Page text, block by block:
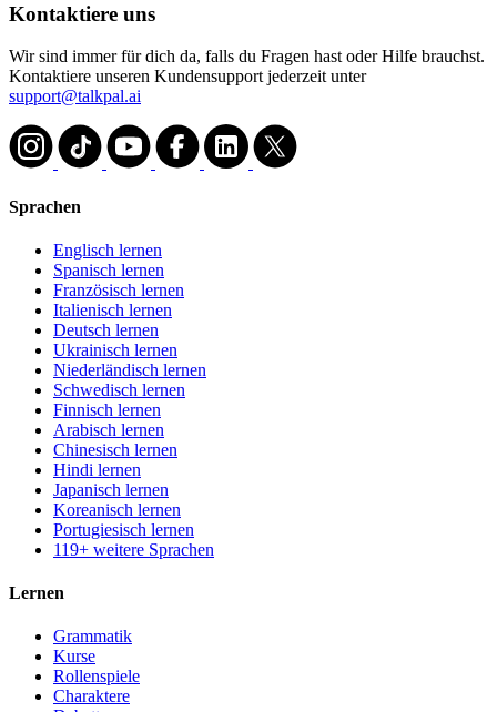
Kontaktiere uns
Wir sind immer für dich da, falls du Fragen hast oder Hilfe brauchst.
Kontaktiere unseren Kundensupport jederzeit unter
support@talkpal.ai
Sprachen
Englisch lernen
Spanisch lernen
Französisch lernen
Italienisch lernen
Deutsch lernen
Ukrainisch lernen
Niederländisch lernen
Schwedisch lernen
Finnisch lernen
Arabisch lernen
Chinesisch lernen
Hindi lernen
Japanisch lernen
Koreanisch lernen
Portugiesisch lernen
119+ weitere Sprachen
Lernen
Grammatik
Kurse
Rollenspiele
Charaktere